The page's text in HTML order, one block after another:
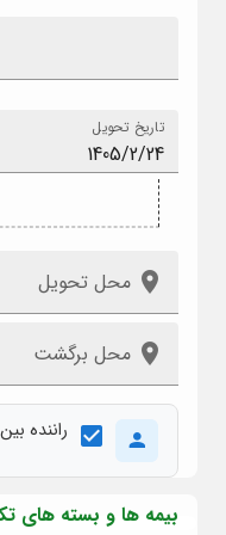
تاریخ تحویل
محل تحویل
محل برگشت
راننده بین 26 تا 69 سال
بیمه ها و بسته های